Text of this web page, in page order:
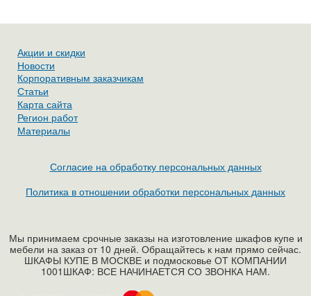
Акции и скидки
Новости
Корпоративным заказчикам
Статьи
Карта сайта
Регион работ
Материалы
Согласие на обработку персональных данных
Политика в отношении обработки персональных данных
Мы принимаем срочные заказы на изготовление шкафов купе и
мебели на заказ от 10 дней. Обращайтесь к нам прямо сейчас.
ШКАФЫ КУПЕ В МОСКВЕ и подмосковье ОТ КОМПАНИИ
1001ШКАФ: ВСЕ НАЧИНАЕТСЯ СО ЗВОНКА НАМ.